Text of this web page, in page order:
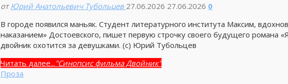
от Юрий Анатольевич Тубольцев 27.06.2026 27.06.2026 0
В городе появился маньяк. Студент литературного института Максим,
наказанием» Достоевского, пишет первую строчку своего будущего романа
двойник охотится за девушками. (с) Юрий Тубольцев
Читать далее... "Синопсис фильма Двойник"
Проза